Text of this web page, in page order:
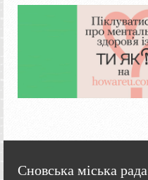
Сновська міська рада